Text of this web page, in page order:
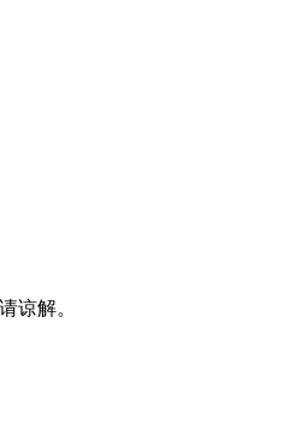
谅解。